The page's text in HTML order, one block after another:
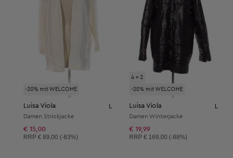
-20% mit WELCOME
Luisa Viola L
Damen Strickjacke
€ 15,00
Unverbindliche Preisempfehlung:
RRP € 89,00 (-83%)
4 = 2
-20% mit WELCOME
Luisa Viola L
Damen Winterjacke
€ 19,99
Unverbindliche Preisempfehlung:
RRP€ 169,00 (-88%)